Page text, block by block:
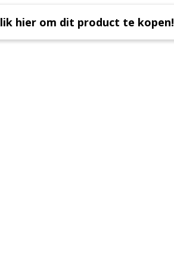
hier om dit product te kopen!